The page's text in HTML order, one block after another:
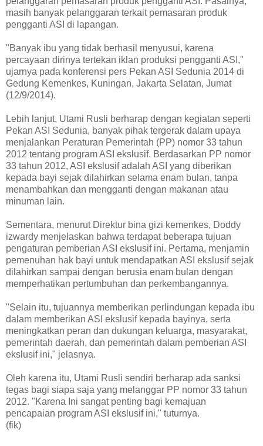
masih banyak pelanggaran terkait pemasaran produk
pengganti ASI di lapangan.
"Banyak ibu yang tidak berhasil menyusui, karena
percayaan dirinya tertekan iklan produksi pengganti ASI,"
ujarnya pada konferensi pers Pekan ASI Sedunia 2014 di
Gedung Kemenkes, Kuningan, Jakarta Selatan, Jumat
(12/9/2014).
Lebih lanjut, Utami Rusli berharap dengan kegiatan seperti
Pekan ASI Sedunia, banyak pihak tergerak dalam upaya
menjalankan Peraturan Pemerintah (PP) nomor 33 tahun
2012 tentang program ASI ekslusif. Berdasarkan PP nomor
33 tahun 2012, ASI ekslusif adalah ASI yang diberikan
kepada bayi sejak dilahirkan selama enam bulan, tanpa
menambahkan dan mengganti dengan makanan atau
minuman lain.
Sementara, menurut Direktur bina gizi kemenkes, Doddy
izwardy menjelaskan bahwa terdapat beberapa tujuan
pengaturan pemberian ASI ekslusif ini. Pertama, menjamin
pemenuhan hak bayi untuk mendapatkan ASI ekslusif sejak
dilahirkan sampai dengan berusia enam bulan dengan
memperhatikan pertumbuhan dan perkembangannya.
"Selain itu, tujuannya memberikan perlindungan kepada ibu
dalam memberikan ASI ekslusif kepada bayinya, serta
meningkatkan peran dan dukungan keluarga, masyarakat,
pemerintah daerah, dan pemerintah dalam pemberian ASI
ekslusif ini," jelasnya.
Oleh karena itu, Utami Rusli sendiri berharap ada sanksi
tegas bagi siapa saja yang melanggar PP nomor 33 tahun
2012. "Karena Ini sangat penting bagi kemajuan
pencapaian program ASI ekslusif ini," tuturnya.
(fik)